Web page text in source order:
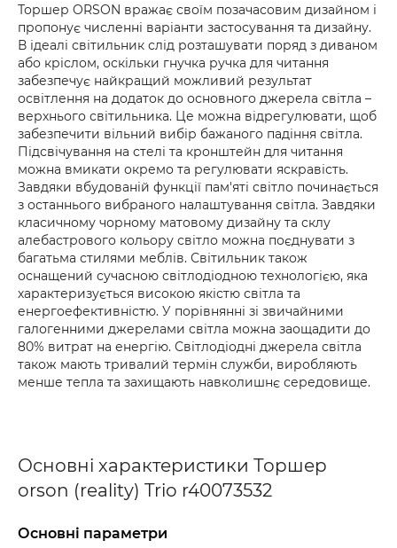
Торшер ORSON вражає своїм позачасовим дизайном і
пропонує численні варіанти застосування та дизайну.
В ідеалі світильник слід розташувати поряд з диваном
або кріслом, оскільки гнучка ручка для читання
забезпечує найкращий можливий результат
освітлення на додаток до основного джерела світла –
верхнього світильника. Це можна відрегулювати, щоб
забезпечити вільний вибір бажаного падіння світла.
Підсвічування на стелі та кронштейн для читання
можна вмикати окремо та регулювати яскравість.
Завдяки вбудованій функції пам'яті світло починається
з останнього вибраного налаштування світла. Завдяки
класичному чорному матовому дизайну та склу
алебастрового кольору світло можна поєднувати з
багатьма стилями меблів. Світильник також
оснащений сучасною світлодіодною технологією, яка
характеризується високою якістю світла та
енергоефективністю. У порівнянні зі звичайними
галогенними джерелами світла можна заощадити до
80% витрат на енергію. Світлодіодні джерела світла
також мають тривалий термін служби, виробляють
менше тепла та захищають навколишнє середовище.
Основні характеристики Торшер
orson (reality) Trio r40073532
Основні параметри